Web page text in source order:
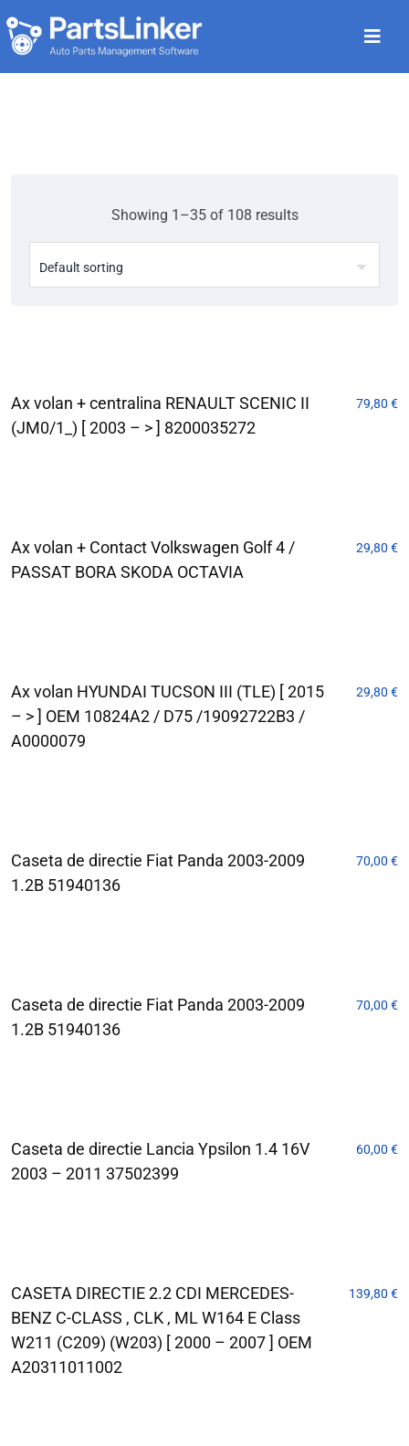
Showing 1–35 of 108 results
Ax volan + centralina RENAULT SCENIC II
(JM0/1_) [ 2003 – > ] 8200035272
79,80 €
Ax volan + Contact Volkswagen Golf 4 /
PASSAT BORA SKODA OCTAVIA
29,80 €
Ax volan HYUNDAI TUCSON III (TLE) [ 2015
– > ] OEM 10824A2 / D75 /19092722B3 /
A0000079
29,80 €
Caseta de directie Fiat Panda 2003-2009
1.2B 51940136
70,00 €
Caseta de directie Fiat Panda 2003-2009
1.2B 51940136
70,00 €
Caseta de directie Lancia Ypsilon 1.4 16V
2003 – 2011 37502399
60,00 €
CASETA DIRECTIE 2.2 CDI MERCEDES-
BENZ C-CLASS , CLK , ML W164 E Class
W211 (C209) (W203) [ 2000 – 2007 ] OEM
A20311011002
139,80 €